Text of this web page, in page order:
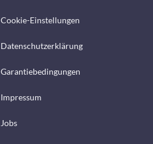
Cookie-Einstellungen
Datenschutzerklärung
Garantiebedingungen
Impressum
Jobs